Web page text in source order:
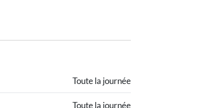
Toute la journée
Toute la journée